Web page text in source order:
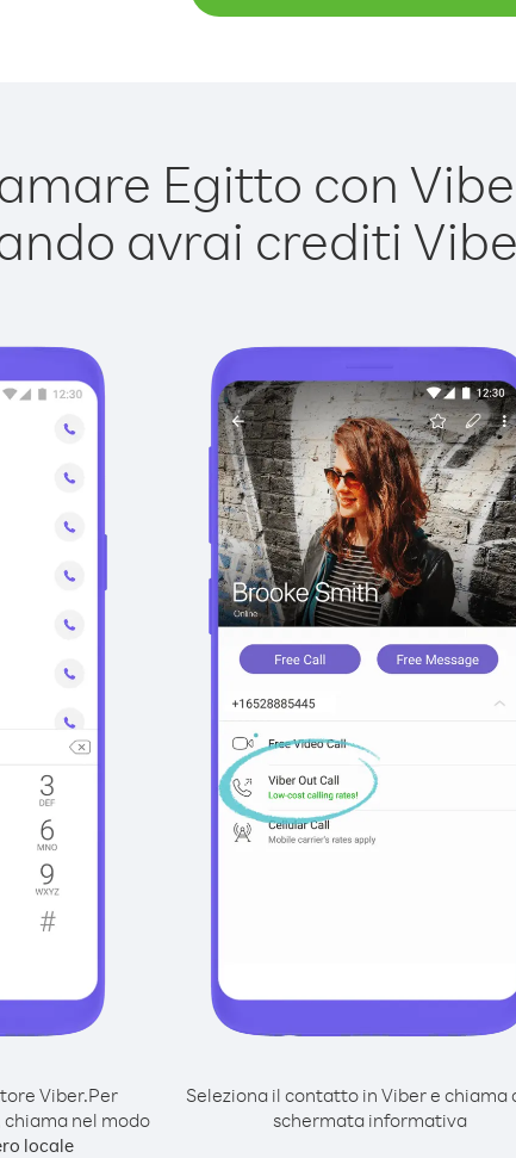
Egitto con
avrai crediti
Viber.Per
nel modo
locale
Seleziona il contatto in Viber e chiama
schermata informativa